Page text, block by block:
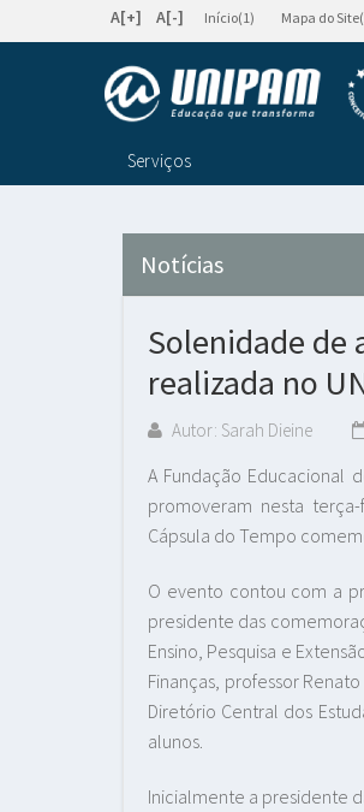
A[+] A[-] Início(1) Mapa do
Serviços
Notícias
Solenidade de
realizada no
Autor: Sarah Dieine
A Fundação Educacional
promoveram nesta
Cápsula do Tempo
O evento contou com a
presidente das
Ensino, Pesquisa e
Finanças, professor
Diretório Central dos
alunos.
Inicialmente a presidente